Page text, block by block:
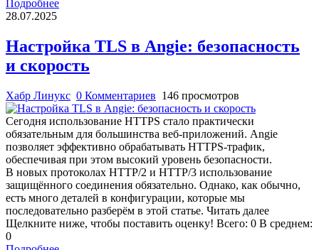
Подробнее
28.07.2025
Настройка TLS в Angie: безопасность
и скорость
Хабр Линукс 0 Комментариев 146 просмотров
Сегодня использование HTTPS стало практически
обязательным для большинства веб‑приложений. Angie
позволяет эффективно обрабатывать HTTPS‑трафик,
обеспечивая при этом высокий уровень безопасности.
В новых протоколах HTTP/2 и HTTP/3 использование
защищённого соединения обязательно. Однако, как обычно,
есть много деталей в конфигурации, которые мы
последовательно разберём в этой статье. Читать далее
Щелкните ниже, чтобы поставить оценку! Всего: 0 В среднем:
0